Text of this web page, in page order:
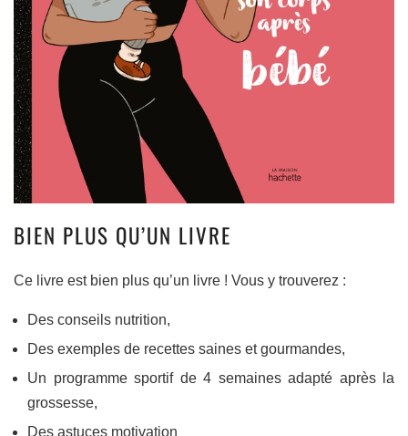
BIEN PLUS QU’UN LIVRE
Ce livre est bien plus qu’un livre ! Vous y trouverez :
Des conseils nutrition,
Des exemples de recettes saines et gourmandes,
Un programme sportif de 4 semaines adapté après la
grossesse,
Des astuces motivation